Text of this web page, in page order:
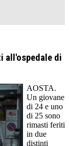
all'ospedale di
AOSTA.
Un giovane
di 24 e uno
di 25 sono
rimasti feriti
in due
distinti